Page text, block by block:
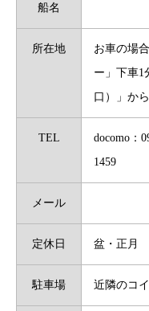
船名
所在地
お車の場
ー」下車1
口）」か
TEL
docomo：
1459
メール
定休日 盆・正月
駐車場 近隣のコ